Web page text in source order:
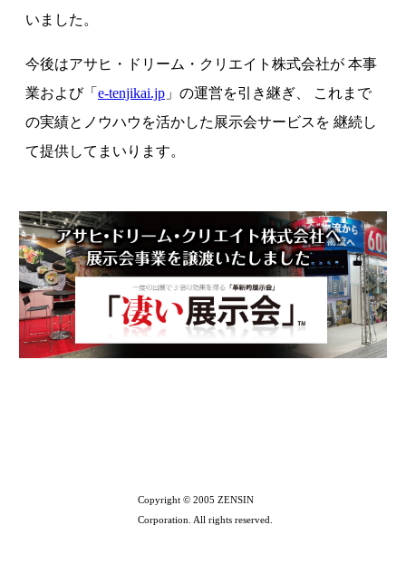
いました。
今後はアサヒ・ドリーム・クリエイト株式会社が 本事
業および「 e-tenjikai.jp 」の運営を引き継ぎ、
これまで
の実績とノウハウを活かした展示会サービスを 継続し
て提供してまいります。
Copyright © 2005 ZENSIN
Corporation. All rights reserved.